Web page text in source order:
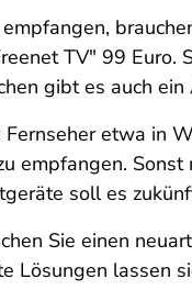
TV" 99 Euro.
gibt es auch
etwa in
empfangen.
soll es
Sie einen
Lösungen lassen